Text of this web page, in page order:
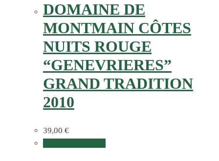
DOMAINE DE
MONTMAIN CÔTES
NUITS ROUGE
“GENEVRIERES”
GRAND TRADITION
2010
39,00 €